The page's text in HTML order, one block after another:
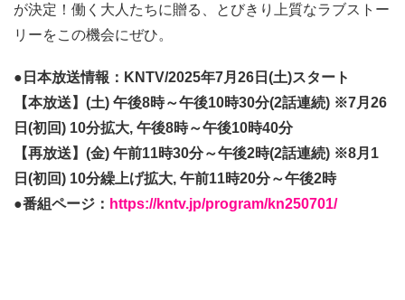
が決定！働く大人たちに贈る、とびきり上質なラブストー
リーをこの機会にぜひ。
●日本放送情報：KNTV/2025年7月26日(土)スタート
【本放送】(土) 午後8時～午後10時30分(2話連続) ※7月26
日(初回) 10分拡大, 午後8時～午後10時40分
【再放送】(金) 午前11時30分～午後2時(2話連続) ※8月1
日(初回) 10分繰上げ拡大, 午前11時20分～午後2時
●番組ページ： https://kntv.jp/program/kn250701/